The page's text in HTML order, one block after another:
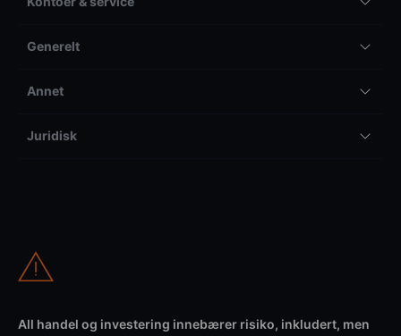
Generelt
Annet
Juridisk
All handel og investering innebærer risiko, inkludert, men